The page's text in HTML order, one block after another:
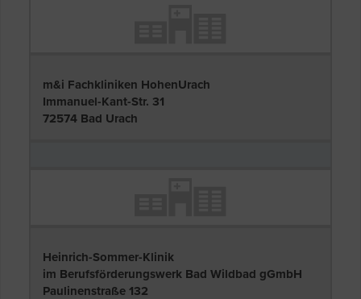
m&i Fachkliniken HohenUrach
Immanuel-Kant-Str. 31
72574 Bad Urach
Heinrich-Sommer-Klinik
im Berufsförderungswerk Bad Wildbad gGmbH
Paulinenstraße 132